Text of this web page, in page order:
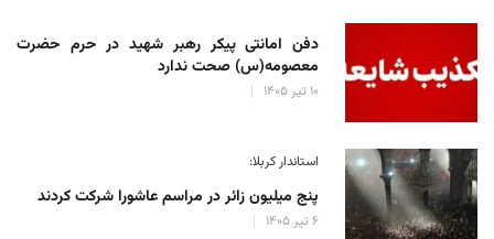
دفن امانتی پیکر رهبر شهید در حرم حضرت
معصومه(س) صحت ندارد
۱۰ تیر ۱۴۰۵
استاندار کربلا:
پنج میلیون زائر در مراسم عاشورا شرکت کردند
۶ تیر ۱۴۰۵